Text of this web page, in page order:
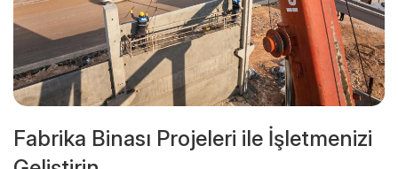
Fabrika Binası Projeleri ile İşletmenizi